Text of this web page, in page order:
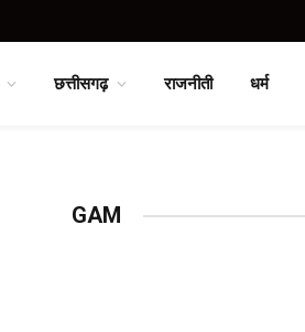
छत्तीसगढ़ राजनीती धर्म
GAM